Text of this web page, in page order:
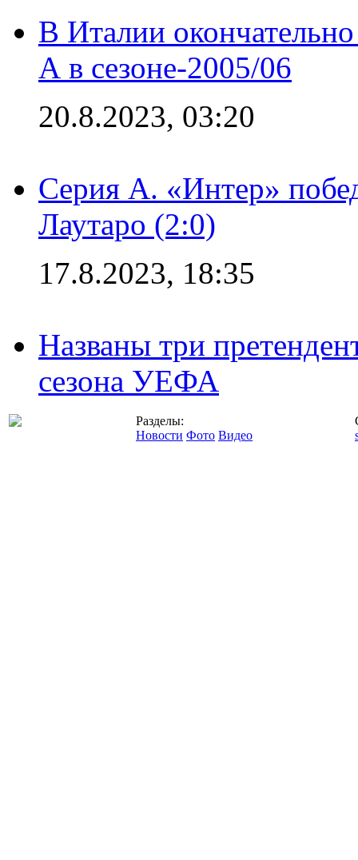
В Италии
А в сезоне-2005/06
20.8.2023, 03:20
Серия А. «Интер»
Лаутаро (2:0)
17.8.2023, 18:35
Названы три
сезона УЕФА
Разделы:
Новости Фото Видео